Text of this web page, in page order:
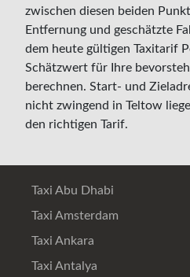
zwischen diesen beiden
Entfernung und geschätzte
dem heute gültigen Taxitarif
Schätzwert für Ihre
berechnen. Start- und
nicht zwingend in Teltow
den richtigen Tarif.
Taxi Abu Dhabi
Taxi Amsterdam
Taxi Ankara
Taxi Antalya